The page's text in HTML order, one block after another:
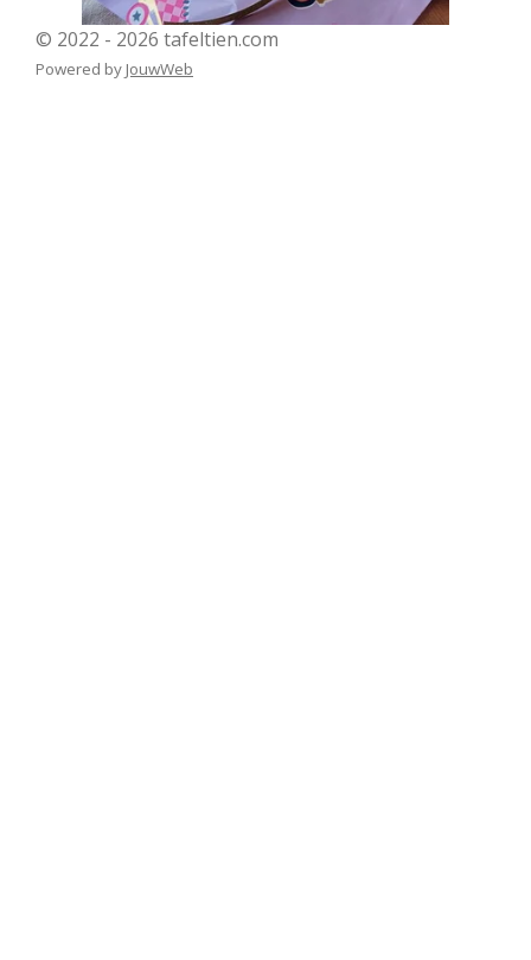
© 2022 - 2026 tafeltien.com
Powered by JouwWeb